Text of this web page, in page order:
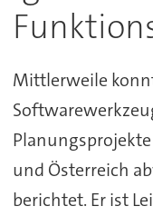
Mittlerweile
und Österreich
berichtet. Er ist